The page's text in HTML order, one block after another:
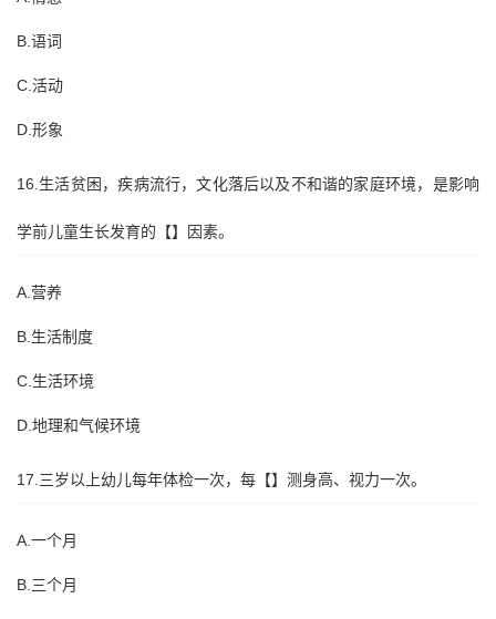
B.语词
C.活动
D.形象
16.生活贫困，疾病流行，文化落后以及不和谐的家庭环境，是影响
学前儿童生长发育的【】因素。
A.营养
B.生活制度
C.生活环境
D.地理和气候环境
17.三岁以上幼儿每年体检一次，每【】测身高、视力一次。
A.一个月
B.三个月